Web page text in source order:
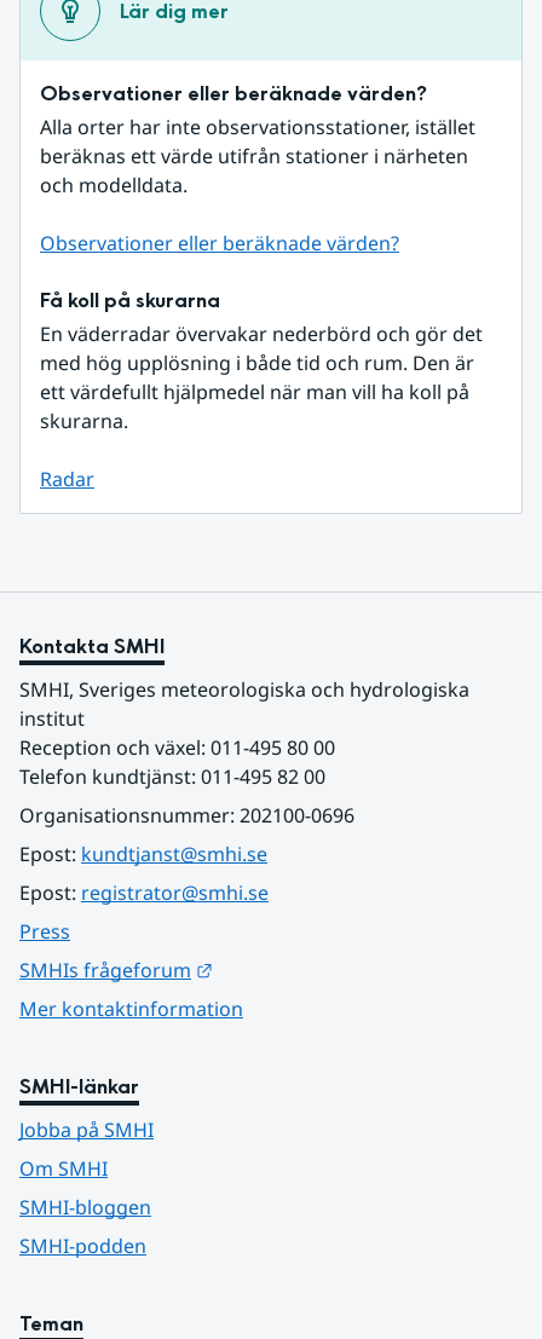
Lär dig mer
Observationer eller beräknade värden?
Alla orter har inte observationsstationer, istället
beräknas ett värde utifrån stationer i närheten
och modelldata.
Observationer eller beräknade värden?
Få koll på skurarna
En väderradar övervakar nederbörd och gör det
med hög upplösning i både tid och rum. Den är
ett värdefullt hjälpmedel när man vill ha koll på
skurarna.
Radar
Kontakta SMHI
SMHI, Sveriges meteorologiska och hydrologiska
institut
Reception och växel: 011-495 80 00
Telefon kundtjänst: 011-495 82 00
Organisationsnummer: 202100-0696
Epost: kundtjanst@smhi.se
Epost: registrator@smhi.se
Press
SMHIs frågeforum
Mer kontaktinformation
SMHI-länkar
Jobba på SMHI
Om SMHI
SMHI-bloggen
SMHI-podden
Teman